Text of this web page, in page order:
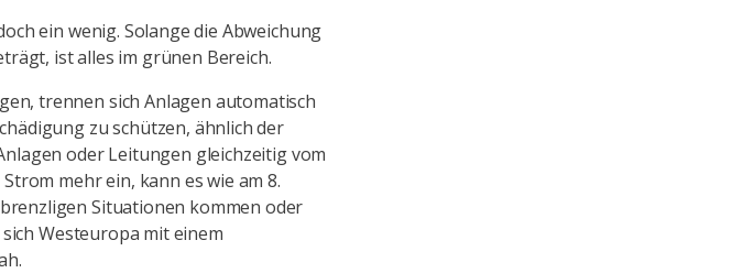
ein wenig. Solange die Abweichung
ist alles im grünen Bereich.
trennen sich Anlagen automatisch
zu schützen, ähnlich der
oder Leitungen gleichzeitig vom
mehr ein, kann es wie am 8.
Situationen kommen oder
Westeuropa mit einem